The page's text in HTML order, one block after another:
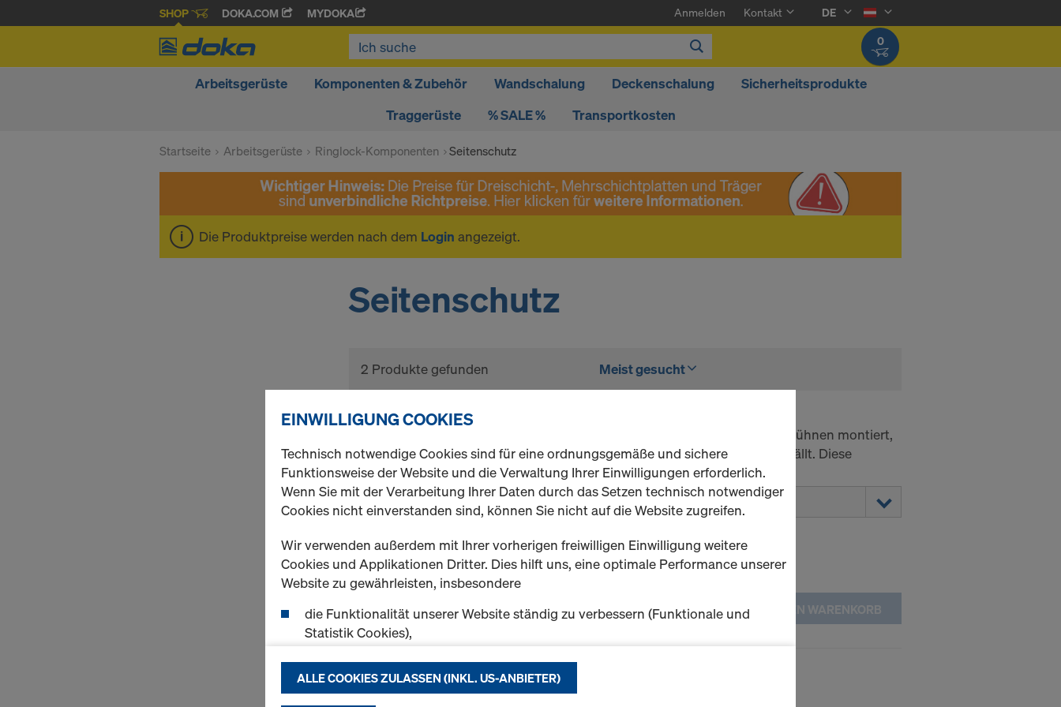
SHOP DOKA.COM MYDOKA Anmelden Kontakt
DE
0
Arbeitsgerüste Komponenten & Zubehör Wandschalung Deckenschalung
Sicherheitsprodukte
Traggerüste
% SALE % Transportkosten
Startseite Arbeitsgerüste Ringlock-Komponenten Seitenschutz
Die Produktpreise werden nach dem Login angezeigt.
Seitenschutz
2 Produkte gefunden Meist gesucht
Bordbretter aus Stahl werden auf Arbeitsbühnen montiert,
um zu verhindern, dass Material herunterfällt. Diese
Bordbretter sind verzinkt und nicht gelb.
Variante auswählen
Neu
IN DEN WARENKORB
Abschrankung SW22 EU
Art.-nr.
EINWILLIGUNG COOKIES
Technisch notwendige Cookies sind für eine ordnungsgemäße und sichere
Funktionsweise der Website und die Verwaltung Ihrer Einwilligungen erforderlich.
Wenn Sie mit der Verarbeitung Ihrer Daten durch das Setzen technisch notwendiger
Cookies nicht einverstanden sind, können Sie nicht auf die Website zugreifen.
Wir verwenden außerdem mit Ihrer vorherigen freiwilligen Einwilligung weitere
Cookies und Applikationen Dritter. Dies hilft uns, eine optimale Performance unserer
Website zu gewährleisten, insbesondere
die Funktionalität unserer Website ständig zu verbessern (Funktionale und
Statistik Cookies),
ermöglichen (Funktionale und Statistik-Cookies) oder
passende Werbung für Sie als User auf bestimmten Plattformen zu schalten
ALLE COOKIES ZULASSEN (INKL. US-ANBIETER)